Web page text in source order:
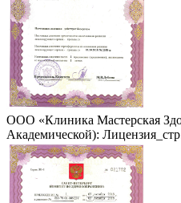
ООО «Клиника Мастерская
Академической):